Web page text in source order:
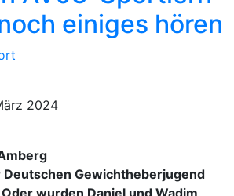
einiges hören
2024
Deutschen Gewichtheberjugend
wurden Daniel und Wadim